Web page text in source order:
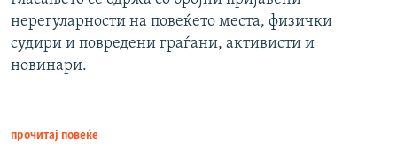
нерегуларности на повеќето места, физички
судири и повредени граѓани, активисти и
новинари.
прочитај повеќе